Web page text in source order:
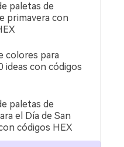
paletas de
primavera con
colores para
ideas con códigos
paletas de
el Día de San
códigos HEX